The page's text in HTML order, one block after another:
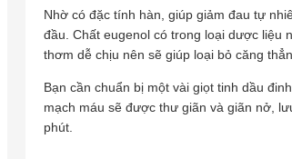
Nhờ có đặc tính hàn, giúp giảm đau tự
đầu. Chất eugenol có trong loại dược liệu
thơm dễ chịu nên sẽ giúp loại bỏ căng
Bạn cần chuẩn bị một vài giọt tinh dầu
mạch máu sẽ được thư giãn và giãn nở,
phút.